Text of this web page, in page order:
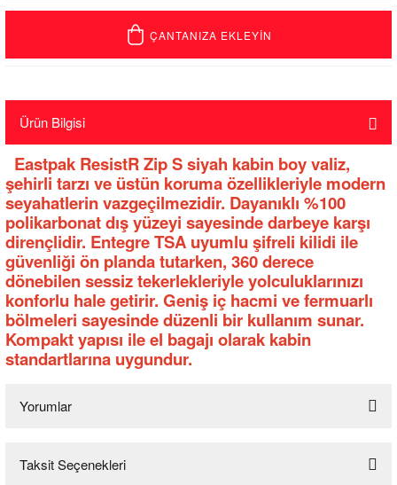
ÇANTANIZA EKLEYİN
Ürün Bilgisi
Eastpak ResistR Zip S siyah kabin boy valiz,
şehirli tarzı ve üstün koruma özellikleriyle modern
seyahatlerin vazgeçilmezidir. Dayanıklı %100
polikarbonat dış yüzeyi sayesinde darbeye karşı
dirençlidir. Entegre TSA uyumlu şifreli kilidi ile
güvenliği ön planda tutarken, 360 derece
dönebilen sessiz tekerlekleriyle yolculuklarınızı
konforlu hale getirir. Geniş iç hacmi ve fermuarlı
bölmeleri sayesinde düzenli bir kullanım sunar.
Kompakt yapısı ile el bagajı olarak kabin
standartlarına uygundur.
Yorumlar
Bu ürüne ilk yorumu siz yapın!
Taksit Seçenekleri